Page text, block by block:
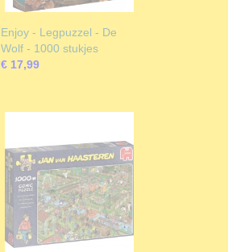
Enjoy - Legpuzzel - De
Wolf - 1000 stukjes
€ 17,99